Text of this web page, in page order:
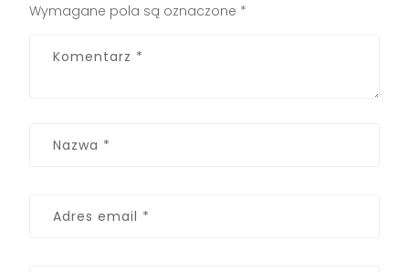
Wymagane pola są oznaczone *